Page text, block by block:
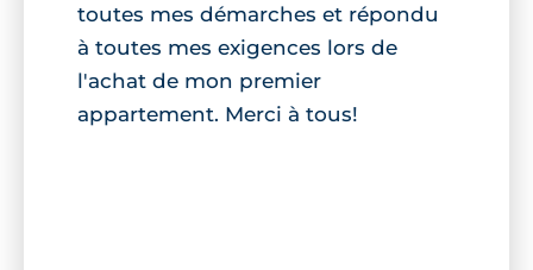
toutes mes démarches et répondu
à toutes mes exigences lors de
l'achat de mon premier
appartement. Merci à tous!